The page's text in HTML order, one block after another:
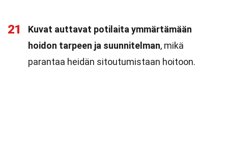
21
Kuvat auttavat potilaita ymmärtämään
hoidon tarpeen ja suunnitelman, mikä
parantaa heidän sitoutumistaan hoitoon.